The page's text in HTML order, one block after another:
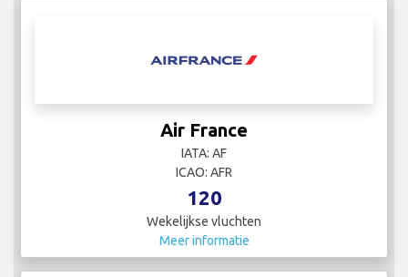
Air France
IATA: AF
ICAO: AFR
120
Wekelijkse vluchten
Meer informatie